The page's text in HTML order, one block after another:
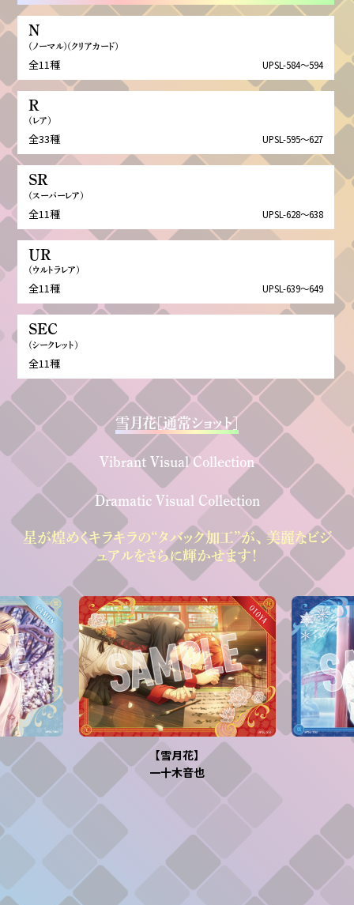
N
（ノーマル）（クリアカード）
全11種 UPSL-584～594
R
（レア）
全33種 UPSL-595～627
SR
（スーパーレア）
全11種 UPSL-628～638
UR
（ウルトラレア）
全11種 UPSL-639～649
SEC
（シークレット）
全11種
雪月花[通常ショット]
Vibrant Visual Collection
Dramatic Visual Collection
星が煌めくキラキラの“タバック加工”が、美麗なビジ
ュアルをさらに輝かせます！
【雪月花】
一十木音也